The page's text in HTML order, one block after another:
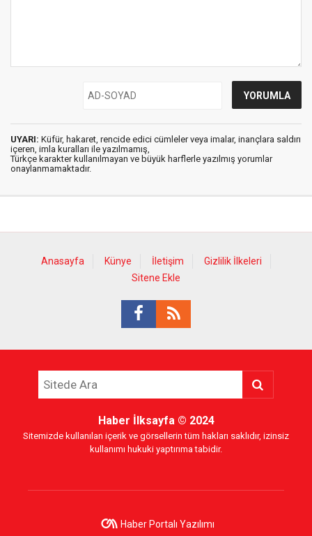
UYARI: Küfür, hakaret, rencide edici cümleler veya imalar, inançlara saldırı
içeren, imla kuralları ile yazılmamış,
Türkçe karakter kullanılmayan ve büyük harflerle yazılmış yorumlar
onaylanmamaktadır.
Anasayfa Künye İletişim
Gizlilik İlkeleri
Sitene Ekle
Haber İlksayfa© 2024
Sitemizde kullanılan içerik ve görsellerin tüm hakları saklıdır, izinsiz
kullanımı hukuki yaptırıma tabidir.
Haber Portalı Yazılımı